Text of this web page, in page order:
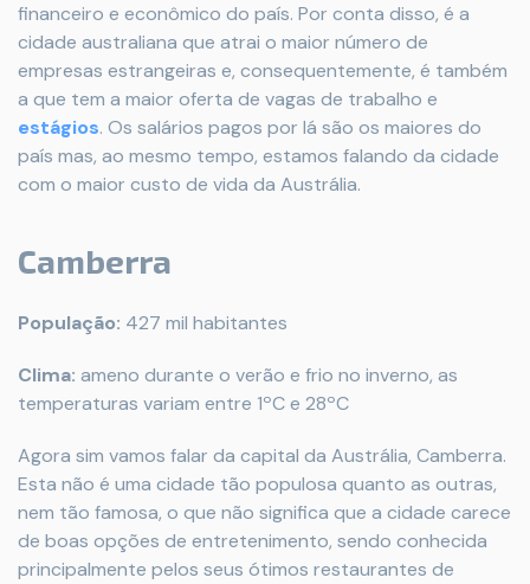
financeiro e econômico do país. Por conta disso, é a
cidade australiana que atrai o maior número de
empresas estrangeiras e, consequentemente, é também
a que tem a maior oferta de vagas de trabalho e
estágios. Os salários pagos por lá são os maiores do
país mas, ao mesmo tempo, estamos falando da cidade
com o maior custo de vida da Austrália.
Camberra
População: 427 mil habitantes
Clima: ameno durante o verão e frio no inverno, as
temperaturas variam entre 1ºC e 28ºC
Agora sim vamos falar da capital da Austrália, Camberra.
Esta não é uma cidade tão populosa quanto as outras,
nem tão famosa, o que não significa que a cidade carece
de boas opções de entretenimento, sendo conhecida
principalmente pelos seus ótimos restaurantes de